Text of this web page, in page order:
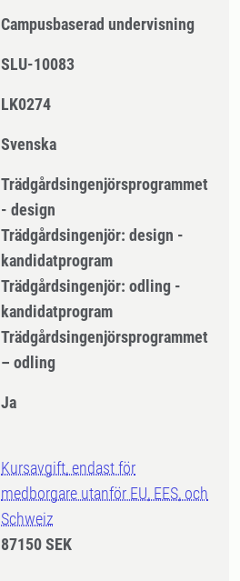
Campusbaserad undervisning
SLU-10083
LK0274
Svenska
Trädgårdsingenjörsprogrammet
- design
Trädgårdsingenjör: design -
kandidatprogram
Trädgårdsingenjör: odling -
kandidatprogram
Trädgårdsingenjörsprogrammet
– odling
Ja
Kursavgift, endast för
medborgare utanför EU, EES, och
Schweiz
87150 SEK